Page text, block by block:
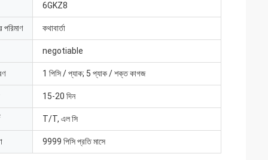
6GKZ8
পরিমাণ কথাবার্তা
negotiable
1 পিসি / প্যাক; 5 প্যাক / শক্ত কাগজ
15-20 দিন
T/T, এল সি
9999 পিসি প্রতি মাসে